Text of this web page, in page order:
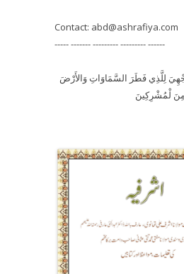
Contact: abd@ashrafiya.com
----- ------- --------- --------- ------
لِلَّذِي فَطَرَ السَّمَاوَاتِ وَالأَرْضَ
مِنَ لْمُشْرِكِينَ